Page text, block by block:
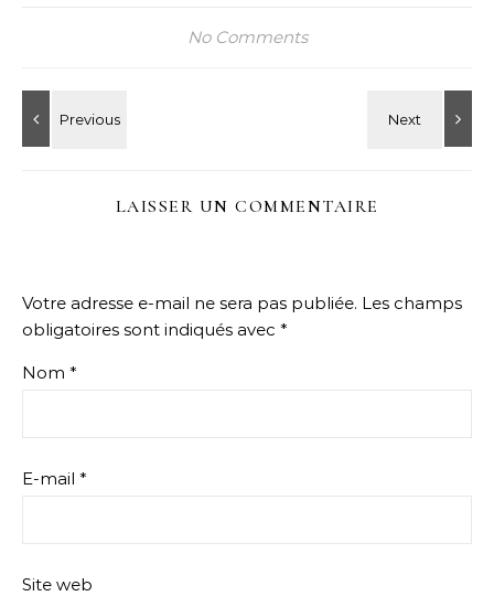
No Comments
LAISSER UN COMMENTAIRE
Votre adresse e-mail ne sera pas publiée. Les champs
obligatoires sont indiqués avec *
Nom *
E-mail *
Site web